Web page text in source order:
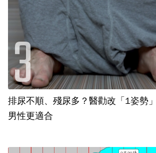
排尿不順、殘尿多？醫勸改「1姿勢
男性更適合